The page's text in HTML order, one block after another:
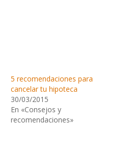
5 recomendaciones para
cancelar tu hipoteca
30/03/2015
En «Consejos y
recomendaciones»